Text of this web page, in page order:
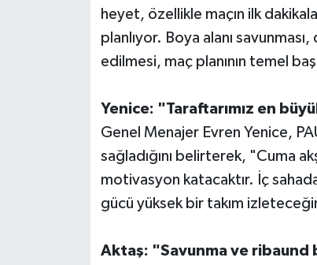
heyet, özellikle maçın ilk
planlıyor. Boya alanı
edilmesi, maç planının temel
Yenice: "Taraftarımız en
Genel Menajer Evren Yenice,
sağladığını belirterek, "Cuma
motivasyon katacaktır. İç
gücü yüksek bir takım
Aktaş: "Savunma ve ribaund